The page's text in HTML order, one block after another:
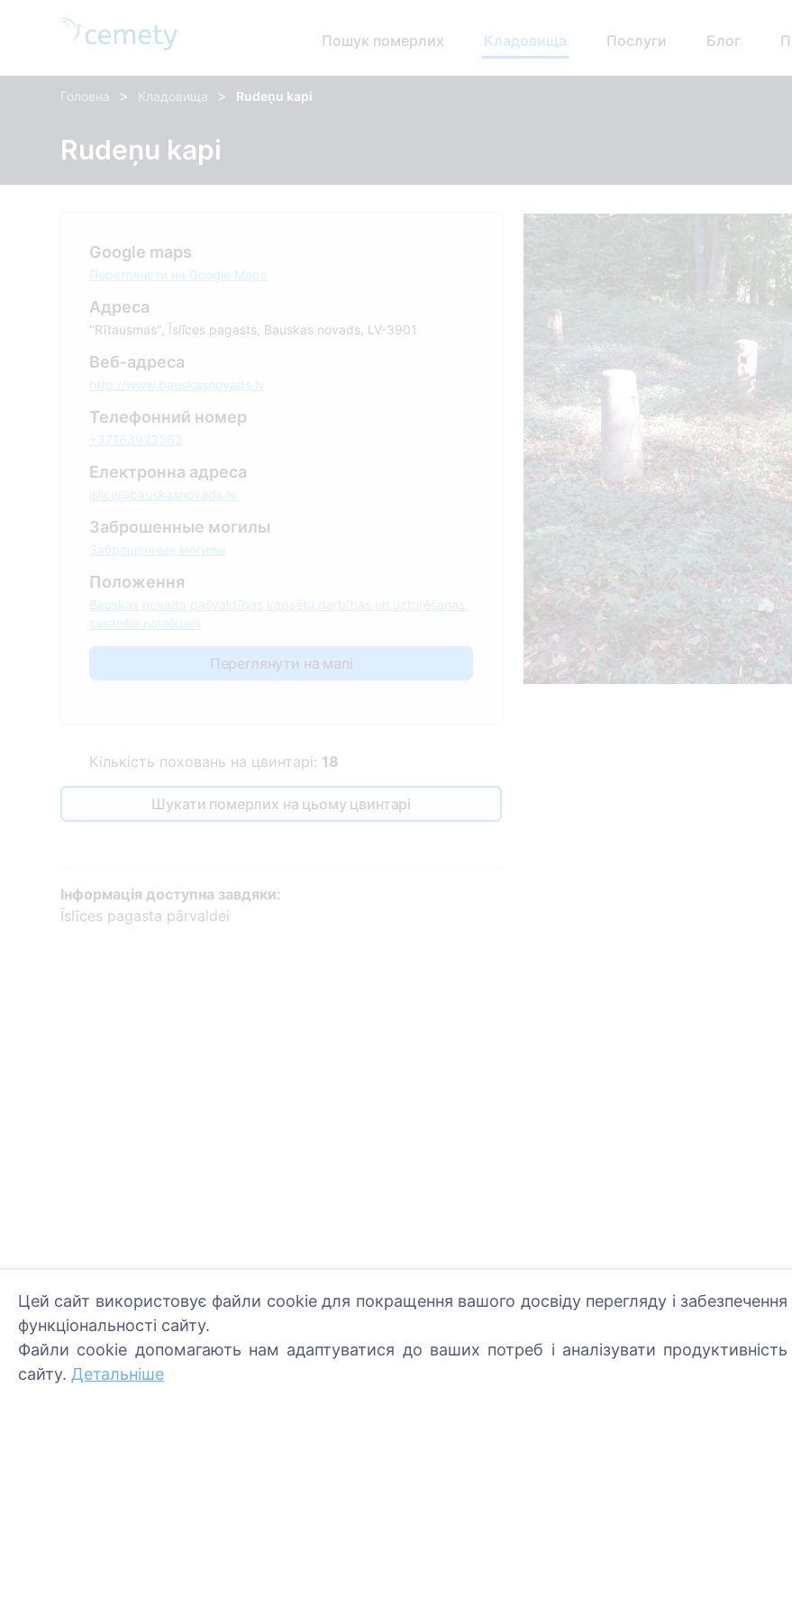
Пошук померлих Кладовища Послуги Блог
Головна > Кладовища > Rudeņu kapi
Rudeņu kapi
Google maps
Переглянути на Google Maps
Адреса
"Rītausmas", Īslīces pagasts, Bauskas novads, LV-3901
Веб-адреса
http://www.bauskasnovads.lv
Телефонний номер
+37163923562
Електронна адреса
islice@bauskasnovads.lv
Заброшенные могилы
Заброшенные могилы
Положення
Bauskas novada pašvaldības kapsētu darbības un uzturēšanas
saistošie noteikumi
Переглянути на мапі
Кількість поховань на цвинтарі: 18
Шукати померлих на цьому цвинтарі
Інформація доступна завдяки:
Īslīces pagasta pārvaldei
Інформація
Про CEMETY
Пошук Послуги Контакти
Цей сайт використовує файли cookie для покращення вашого досвіду перегляду і забезпечення
функціональності сайту.
Файли cookie допомагають нам адаптуватися до ваших потреб і аналізувати продуктивність
сайту. Детальніше